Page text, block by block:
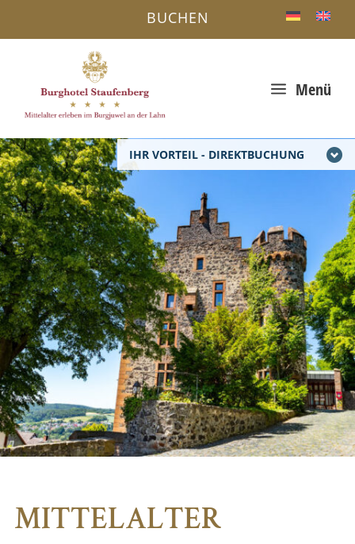
IHR VORTEIL - DIREKTBUCHUNG
a Menü
BUCHEN
MITTELALTER